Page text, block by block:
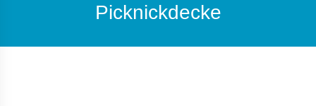
Picknickdecke